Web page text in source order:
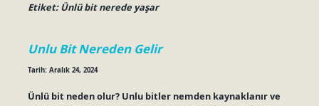
Etiket:Ünlü bit nerede yaşar
Unlu Bit Nereden Gelir
Tarih: Aralık 24, 2024
Ünlü bit neden olur? Unlu bitler nemden kaynaklanır ve